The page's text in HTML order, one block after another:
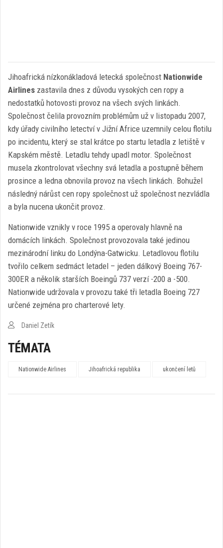
Jihoafrická nízkonákladová letecká společnost Nationwide
Airlines zastavila dnes z důvodu vysokých cen ropy a
nedostatků hotovosti provoz na všech svých linkách.
Společnost čelila provozním problémům už v listopadu 2007,
kdy úřady civilního letectví v Jižní Africe uzemnily celou flotilu
po incidentu, který se stal krátce po startu letadla z letiště v
Kapském městě. Letadlu tehdy upadl motor. Společnost
musela zkontrolovat všechny svá letadla a postupně během
prosince a ledna obnovila provoz na všech linkách. Bohužel
následný nárůst cen ropy společnost už společnost nezvládla
a byla nucena ukončit provoz.
Nationwide vznikly v roce 1995 a operovaly hlavně na
domácích linkách. Společnost provozovala také jedinou
mezinárodní linku do Londýna-Gatwicku. Letadlovou flotilu
tvořilo celkem sedmáct letadel – jeden dálkový Boeing 767-
300ER a několik starších Boeingů 737 verzí -200 a -500.
Nationwide udržovala v provozu také tři letadla Boeing 727
určené zejména pro charterové lety.
Daniel Zetík
TÉMATA
Nationwide Airlines Jihoafrická republika ukončení letů